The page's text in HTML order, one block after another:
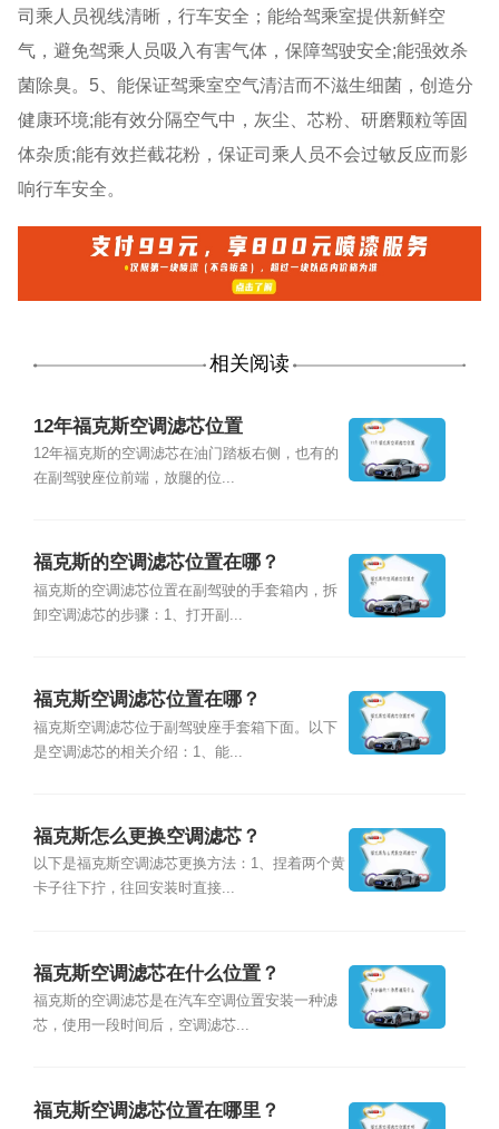
司乘人员视线清晰，行车安全；能给驾乘室提供新鲜空
气，避免驾乘人员吸入有害气体，保障驾驶安全;能强效杀
菌除臭。5、能保证驾乘室空气清洁而不滋生细菌，创造分
健康环境;能有效分隔空气中，灰尘、芯粉、研磨颗粒等固
体杂质;能有效拦截花粉，保证司乘人员不会过敏反应而影
响行车安全。
相关阅读
12年福克斯空调滤芯位置
12年福克斯的空调滤芯在油门踏板右侧，也有的
在副驾驶座位前端，放腿的位...
福克斯的空调滤芯位置在哪？
福克斯的空调滤芯位置在副驾驶的手套箱内，拆
卸空调滤芯的步骤：1、打开副...
福克斯空调滤芯位置在哪？
福克斯空调滤芯位于副驾驶座手套箱下面。以下
是空调滤芯的相关介绍：1、能...
福克斯怎么更换空调滤芯？
以下是福克斯空调滤芯更换方法：1、捏着两个黄
卡子往下拧，往回安装时直接...
福克斯空调滤芯在什么位置？
福克斯的空调滤芯是在汽车空调位置安装一种滤
芯，使用一段时间后，空调滤芯...
福克斯空调滤芯位置在哪里？